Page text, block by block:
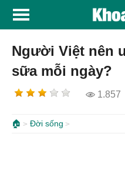
Người Việt nên
sữa mỗi ngày?
1.857
🏠 Đời sống